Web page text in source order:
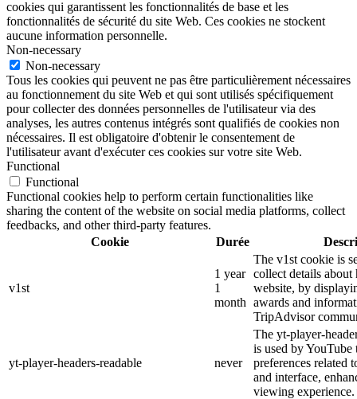
cookies qui garantissent les fonctionnalités de base et les
fonctionnalités de sécurité du site Web. Ces cookies ne stockent
aucune information personnelle.
Non-necessary
Non-necessary
Tous les cookies qui peuvent ne pas être particulièrement nécessaires
au fonctionnement du site Web et qui sont utilisés spécifiquement
pour collecter des données personnelles de l'utilisateur via des
analyses, les autres contenus intégrés sont qualifiés de cookies non
nécessaires. Il est obligatoire d'obtenir le consentement de
l'utilisateur avant d'exécuter ces cookies sur votre site Web.
Functional
Functional
Functional cookies help to perform certain functionalities like
sharing the content of the website on social media platforms, collect
feedbacks, and other third-party features.
Cookie
Durée
v1st
1 year
1
month
The v1st cookie is
collect details
website, by
awards and
TripAdvisor
yt-player-headers-readable never
The yt-player-
is used by YouTube
preferences related
and interface,
viewing experience.